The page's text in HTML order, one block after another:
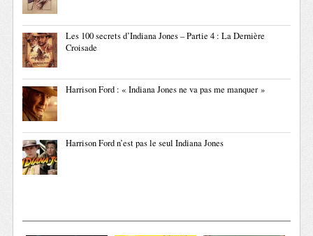
Les 100 secrets d’Indiana Jones – Partie 4 : La Dernière
Croisade
Harrison Ford : « Indiana Jones ne va pas me manquer »
Harrison Ford n’est pas le seul Indiana Jones